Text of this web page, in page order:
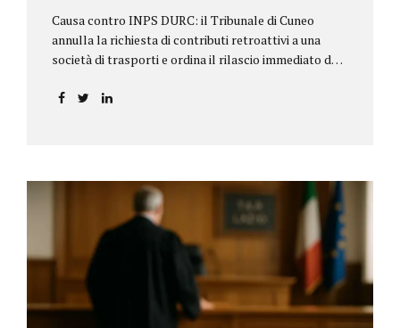
Causa contro INPS DURC: il Tribunale di Cuneo
annulla la richiesta di contributi retroattivi a una
società di trasporti e ordina il rilascio immediato del